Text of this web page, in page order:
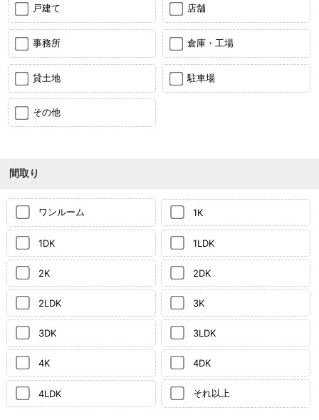
戸建て 店舗
事務所 倉庫・工場
貸土地 駐車場
その他
間取り
ワンルーム 1K
1DK 1LDK
2K 2DK
2LDK 3K
3DK 3LDK
4K 4DK
4LDK それ以上